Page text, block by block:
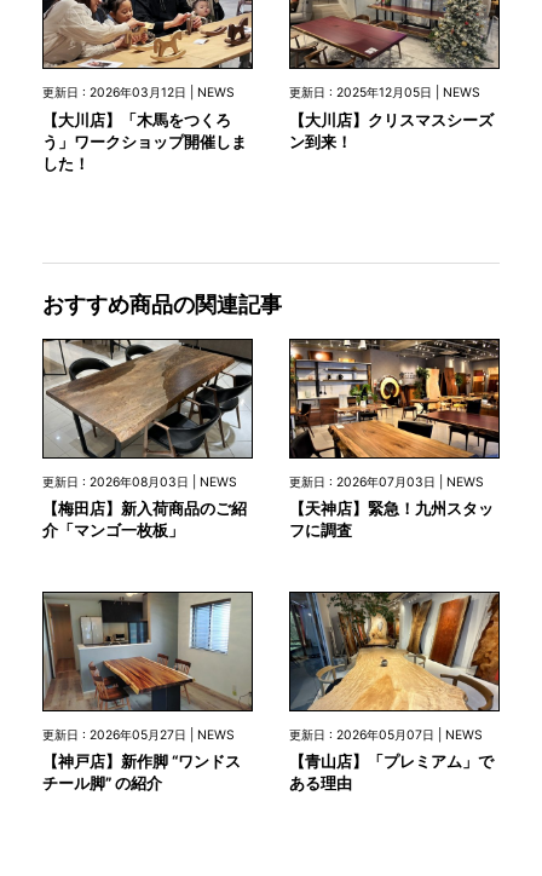
更新日 : 2026年03月12日 | NEWS
【大川店】「木馬をつくろ
う」ワークショップ開催しま
した！
更新日 : 2025年12月05日 | NEWS
【大川店】クリスマスシーズ
ン到来！
おすすめ商品の関連記事
更新日 : 2026年08月03日 | NEWS
【梅田店】新入荷商品のご紹
介「マンゴ一枚板」
更新日 : 2026年07月03日 | NEWS
【天神店】緊急！九州スタッ
フに調査
更新日 : 2026年05月27日 | NEWS
【神戸店】新作脚 “ワンドス
チール脚” の紹介
更新日 : 2026年05月07日 | NEWS
【青山店】「プレミアム」で
ある理由